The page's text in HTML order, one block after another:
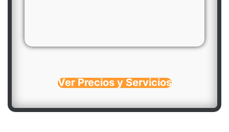
Ver Precios y Servicios